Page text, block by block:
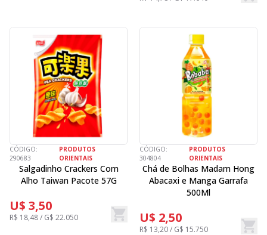
CÓDIGO:
290683
PRODUTOS
ORIENTAIS
Salgadinho Crackers Com
Alho Taiwan Pacote 57G
U$ 3,50
R$ 18,48 / G$ 22.050
CÓDIGO:
304804
PRODUTOS
ORIENTAIS
Chá de Bolhas Madam Hong
Abacaxi e Manga Garrafa
500Ml
U$ 2,50
R$ 13,20 / G$ 15.750